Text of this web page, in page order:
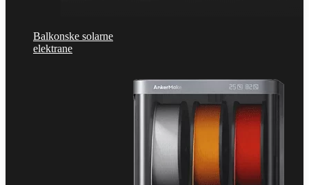
Balkonske solarne
elektrane